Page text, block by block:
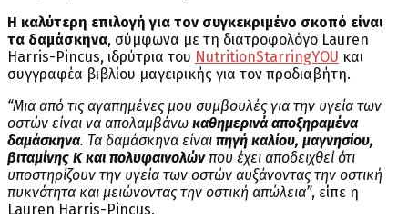
Η καλύτερη επιλογή για τον συγκεκριμένο σκοπό είναι
τα δαμάσκηνα, σύμφωνα με τη διατροφολόγο Lauren
Harris-Pincus, ιδρύτρια του NutritionStarringYOU και
συγγραφέα βιβλίου μαγειρικής για τον προδιαβήτη.
“Μια από τις αγαπημένες μου συμβουλές για την υγεία των
οστών είναι να απολαμβάνω καθημερινά αποξηραμένα
δαμάσκηνα. Τα δαμάσκηνα είναι πηγή καλίου, μαγνησίου,
βιταμίνης Κ και πολυφαινολώνπου έχει αποδειχθεί ότι
υποστηρίζουν την υγεία των οστών αυξάνοντας την οστική
πυκνότητα και μειώνοντας την οστική απώλεια”, είπε η
Lauren Harris-Pincus.